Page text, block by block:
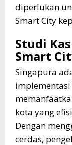
diperlukan
Smart City
Studi
Smart
Singapura
implementasi
kota yang
Dengan
cerdas,